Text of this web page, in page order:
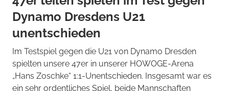
Dynamo Dresdens U21
unentschieden
Im Testspiel gegen die U21 von Dynamo Dresden
spielten unsere 47er in unserer HOWOGE-Arena
„Hans Zoschke“ 1:1-Unentschieden. Insgesamt war es
ein sehr ordentliches Spiel, beide Mannschaften